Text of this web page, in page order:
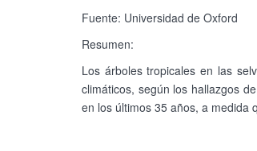
Fuente: Universidad de Oxford
Resumen:
Los árboles tropicales en las
climáticos, según los hallazgos
en los últimos 35 años, a medida